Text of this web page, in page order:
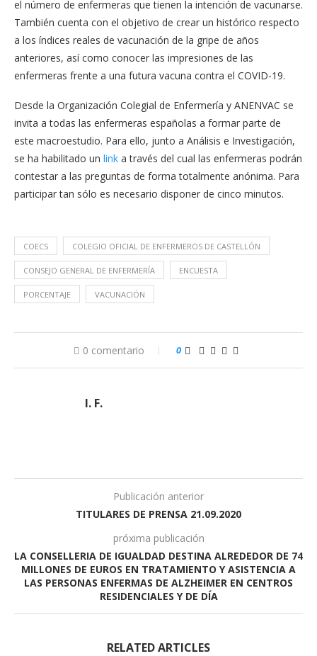
el número de enfermeras que tienen la intención de vacunarse.
También cuenta con el objetivo de crear un histórico respecto
a los índices reales de vacunación de la gripe de años
anteriores, así como conocer las impresiones de las
enfermeras frente a una futura vacuna contra el COVID-19.
Desde la Organización Colegial de Enfermería y ANENVAC se
invita a todas las enfermeras españolas a formar parte de
este macroestudio. Para ello, junto a Análisis e Investigación,
se ha habilitado un link a través del cual las enfermeras podrán
contestar a las preguntas de forma totalmente anónima. Para
participar tan sólo es necesario disponer de cinco minutos.
COECS COLEGIO OFICIAL DE ENFERMEROS DE CASTELLÓN
CONSEJO GENERAL DE ENFERMERÍA ENCUESTA
PORCENTAJE VACUNACIÓN
0 comentario 0
I. F.
Publicación anterior
TITULARES DE PRENSA 21.09.2020
próxima publicación
LA CONSELLERIA DE IGUALDAD DESTINA ALREDEDOR DE 74
MILLONES DE EUROS EN TRATAMIENTO Y ASISTENCIA A
LAS PERSONAS ENFERMAS DE ALZHEIMER EN CENTROS
RESIDENCIALES Y DE DÍA
RELATED ARTICLES